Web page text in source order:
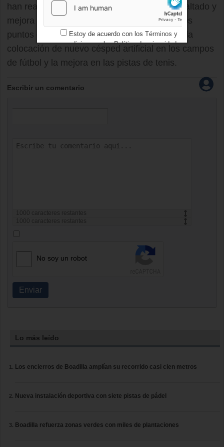
han realizado en el polideportivo como el asfaltado y
mejora del aparcamiento, la instalación de dos
puntos de recarga para vehículos eléctricos, la
colocación de nuevo césped artificial en los campos
de fútbol y la mejora en las pistas de tenis.
Escribir un comentario
1000
caracteres restantes
1000
caracteres restantes
No soy un robot
Enviar
Lo más leído
Los encierros de Boadilla amplían su recorrido casi cien metros
Nueva instalación deportiva con siete pistas de pádel
Boadilla refuerza zonas verdes con miles de plantaciones
Estoy de acuerdo con los Términos y
condicionesy losPolítica de privacidad